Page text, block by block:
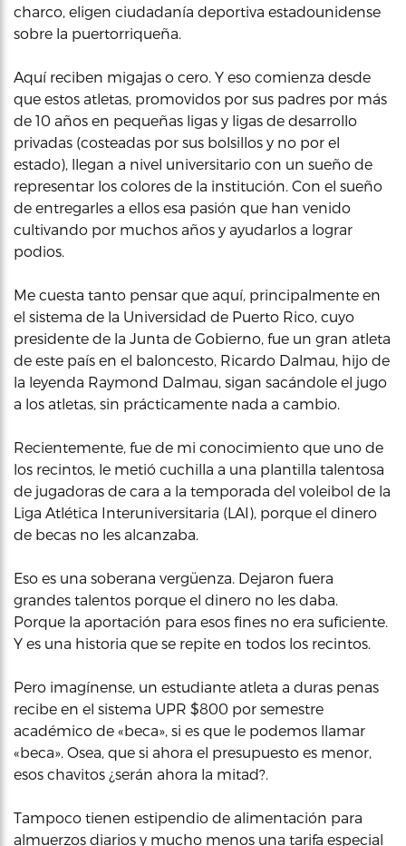
charco, eligen ciudadanía deportiva estadounidense
sobre la puertorriqueña.
Aquí reciben migajas o cero. Y eso comienza desde
que estos atletas, promovidos por sus padres por más
de 10 años en pequeñas ligas y ligas de desarrollo
privadas (costeadas por sus bolsillos y no por el
estado), llegan a nivel universitario con un sueño de
representar los colores de la institución. Con el sueño
de entregarles a ellos esa pasión que han venido
cultivando por muchos años y ayudarlos a lograr
podios.
Me cuesta tanto pensar que aquí, principalmente en
el sistema de la Universidad de Puerto Rico, cuyo
presidente de la Junta de Gobierno, fue un gran atleta
de este país en el baloncesto, Ricardo Dalmau, hijo de
la leyenda Raymond Dalmau, sigan sacándole el jugo
a los atletas, sin prácticamente nada a cambio.
Recientemente, fue de mi conocimiento que uno de
los recintos, le metió cuchilla a una plantilla talentosa
de jugadoras de cara a la temporada del voleibol de la
Liga Atlética Interuniversitaria (LAI), porque el dinero
de becas no les alcanzaba.
Eso es una soberana vergüenza. Dejaron fuera
grandes talentos porque el dinero no les daba.
Porque la aportación para esos fines no era suficiente.
Y es una historia que se repite en todos los recintos.
Pero imagínense, un estudiante atleta a duras penas
recibe en el sistema UPR $800 por semestre
académico de «beca», si es que le podemos llamar
«beca». Osea, que si ahora el presupuesto es menor,
esos chavitos ¿serán ahora la mitad?.
Tampoco tienen estipendio de alimentación para
almuerzos diarios y mucho menos una tarifa especial